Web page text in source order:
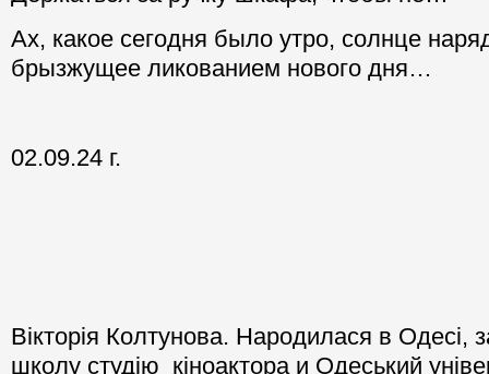
Ах, какое сегодня было утро, солнце
брызжущее ликованием нового дня…
02.09.24 г.
Вікторія Колтунова. Народилася в Одесі,
школу студію кіноактора и Одеський